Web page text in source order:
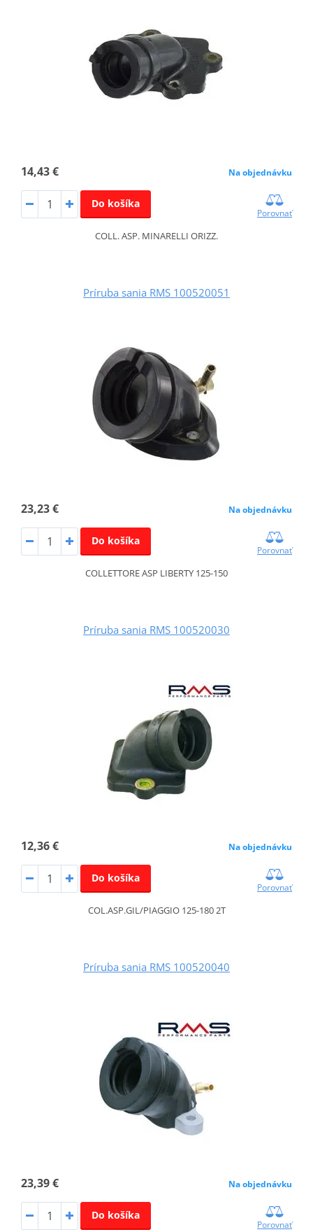
14,43 € Na objednávku
Do košíka
Porovnať
COLL. ASP. MINARELLI ORIZZ.
Príruba sania RMS 100520051
23,23 € Na objednávku
Do košíka
Porovnať
COLLETTORE ASP LIBERTY 125-150
Príruba sania RMS 100520030
12,36 € Na objednávku
Do košíka
Porovnať
COL.ASP.GIL/PIAGGIO 125-180 2T
Príruba sania RMS 100520040
23,39 € Na objednávku
Do košíka
Porovnať